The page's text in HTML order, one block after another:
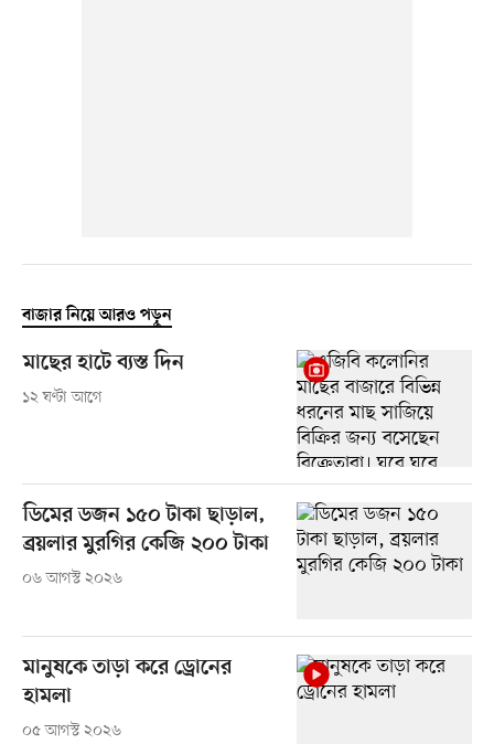
বাজার নিয়ে আরও পড়ুন
মাছের হাটে ব্যস্ত দিন
১২ ঘণ্টা আগে
ডিমের ডজন ১৫০ টাকা ছাড়াল,
ব্রয়লার মুরগির কেজি ২০০ টাকা
০৬ আগস্ট ২০২৬
মানুষকে তাড়া করে ড্রোনের
হামলা
০৫ আগস্ট ২০২৬